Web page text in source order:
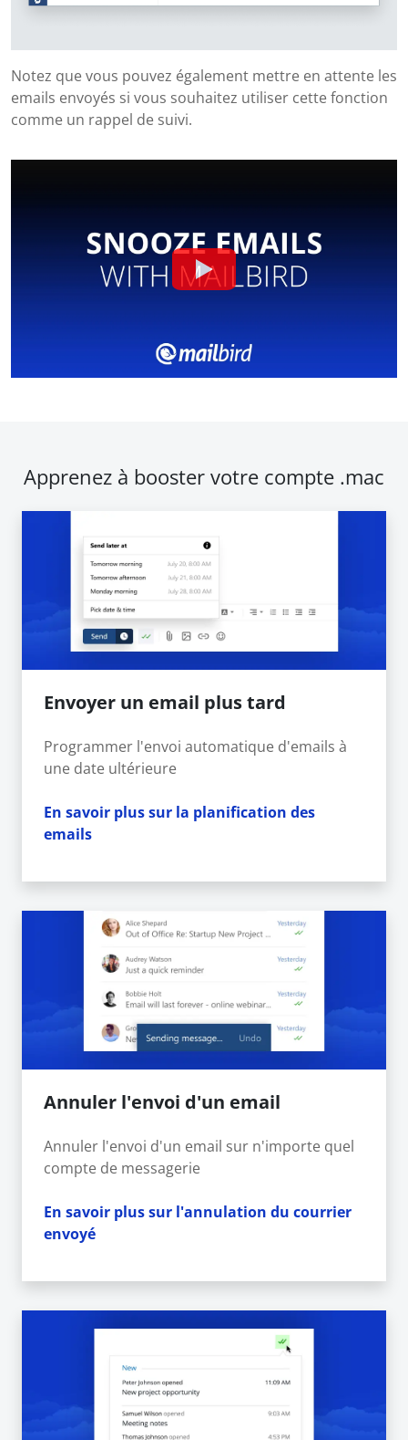
Notez que vous pouvez également mettre en attente les
emails envoyés si vous souhaitez utiliser cette fonction
comme un rappel de suivi.
Apprenez à booster votre compte .mac
Envoyer un email plus tard
Programmer l'envoi automatique d'emails à
une date ultérieure
En savoir plus sur la planification des
emails
Annuler l'envoi d'un email
Annuler l'envoi d'un email sur n'importe quel
compte de messagerie
En savoir plus sur l'annulation du courrier
envoyé